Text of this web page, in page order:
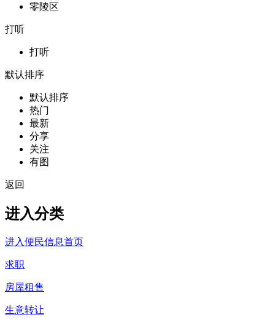
零陵区
打听
打听
默认排序
默认排序
热门
最新
分享
关注
有图
返回
进入分类
进入便民信息首页
求职
房屋租售
生意转让